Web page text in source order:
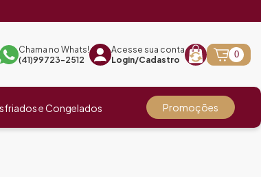
Chama no Whats!
(41)99723-2512
Acesse sua conta
Login/Cadastro
0
e Congelados Promoções